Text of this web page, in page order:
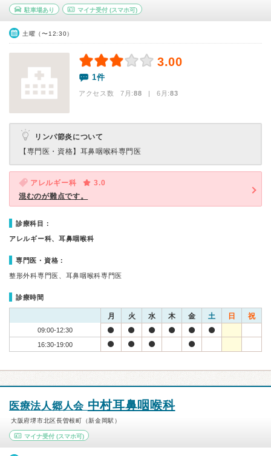
駐車場あり マイナ受付(スマホ可)
土曜（〜12:30）
3.00
1件
アクセス数 7月:88 | 6月:83
リンパ節炎について
【専門医・資格】 耳鼻咽喉科専門医
アレルギー科
3.0
混むのが難点です。
診療科目：
アレルギー科、耳鼻咽喉科
専門医・資格：
整形外科専門医、耳鼻咽喉科専門医
診療時間
月 火 水 木 金 土 日 祝
09:00-12:30
16:30-19:00
医療法人郷人会 中村耳鼻咽喉科
大阪府堺市北区長曽根町（新金岡駅）
マイナ受付 (スマホ可)